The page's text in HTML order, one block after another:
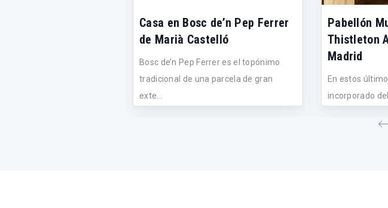
Casa en Bosc de’n Pep Ferrer
de Marià Castelló
Bosc de’n Pep Ferrer es el topónimo
tradicional de una parcela de gran
exte...
Pabellón
Thistleton
Madrid
En estos
incorporado